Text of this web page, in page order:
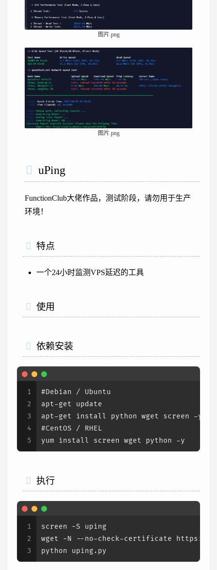
图片.png
图片.png
uPing
FunctionClub大佬作品，测试阶段，请勿用于生产
环境！
特点
一个24小时监测VPS延迟的工具
使用
依赖安装
1
2
3
4
5
#Debian / Ubuntu
apt-get update
apt-get install python wget screen -y
#CentOS / RHEL
yum install screen wget python -y
执行
1
2
3
screen -S uping
wget -N --no-check-certificate https://
python uping.py